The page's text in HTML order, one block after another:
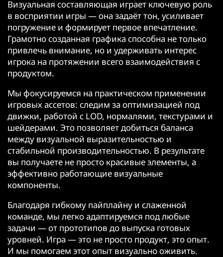
Визуальная составляющая играет ключевую роль
в восприятии игры — она задаёт тон, усиливает
погружение и формирует первое впечатление.
Грамотно созданная графика способна не только
привлечь внимание, но и удерживать интерес
игрока на протяжении всего взаимодействия с
продуктом.
Мы фокусируемся на практическом применении
игровых ассетов: следим за оптимизацией под
движки, работой с LOD, нормалями, текстурами и
шейдерами. Это позволяет добиться баланса
между визуальной выразительностью и
стабильной производительностью. В результате
вы получаете не просто красивые элементы, а
эффективно работающие визуальные
компоненты.
Благодаря гибкому пайплайну и слаженной
команде, мы легко адаптируемся под любые
задачи — от прототипов до выпуска готовых
уровней. Игра — это не просто продукт, это опыт.
И мы помогаем этот опыт визуально оживить.